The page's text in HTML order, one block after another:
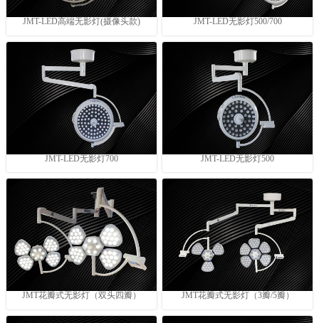
JMT-LED高端无影灯(摄像头款) JMT-LED无影灯500/700
JMT-LED无影灯700 JMT-LED无影灯500
JMT花瓣式无影灯（双头四瓣） JMT花瓣式无影灯（3瓣/5瓣）